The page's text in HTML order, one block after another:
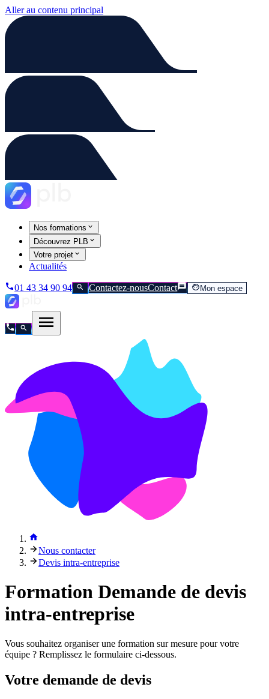
Aller au contenu principal
Nos formations
Découvrez PLB
Votre projet
Actualités
01 43 34 90 94 Contactez-nousContact Mon espace
Nous contacter
Devis intra-entreprise
Formation Demande de devis
intra-entreprise
Vous souhaitez organiser une formation sur mesure pour votre
équipe ? Remplissez le formulaire ci-dessous.
Votre demande de devis